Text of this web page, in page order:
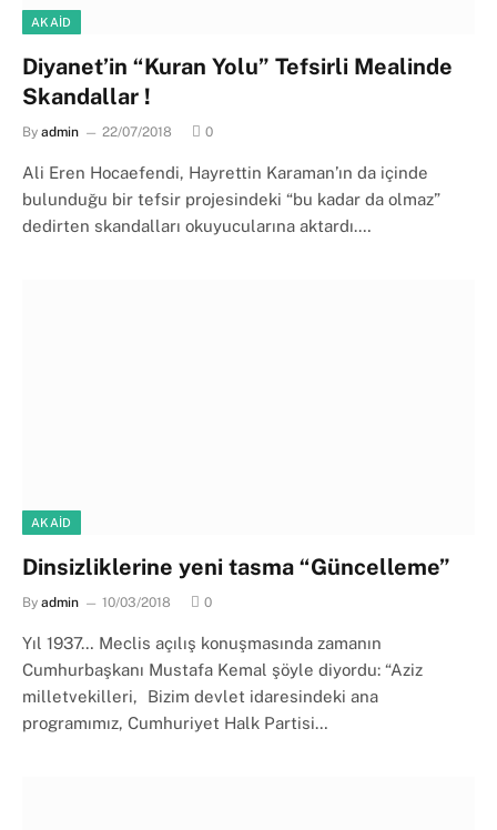
AKAID
Diyanet’in “Kuran Yolu” Tefsirli Mealinde
Skandallar !
By admin 22/07/2018 0
Ali Eren Hocaefendi, Hayrettin Karaman’ın da içinde
bulunduğu bir tefsir projesindeki “bu kadar da olmaz”
dedirten skandalları okuyucularına aktardı.…
AKAID
Dinsizliklerine yeni tasma “Güncelleme”
By admin 10/03/2018 0
Yıl 1937… Meclis açılış konuşmasında zamanın
Cumhurbaşkanı Mustafa Kemal şöyle diyordu: “Aziz
milletvekilleri, Bizim devlet idaresindeki ana
programımız, Cumhuriyet Halk Partisi…